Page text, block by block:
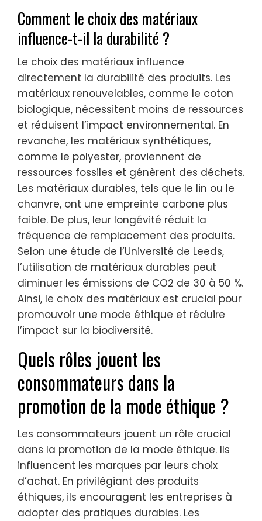
Comment le choix des matériaux
influence-t-il la durabilité ?
Le choix des matériaux influence
directement la durabilité des produits. Les
matériaux renouvelables, comme le coton
biologique, nécessitent moins de ressources
et réduisent l’impact environnemental. En
revanche, les matériaux synthétiques,
comme le polyester, proviennent de
ressources fossiles et génèrent des déchets.
Les matériaux durables, tels que le lin ou le
chanvre, ont une empreinte carbone plus
faible. De plus, leur longévité réduit la
fréquence de remplacement des produits.
Selon une étude de l’Université de Leeds,
l’utilisation de matériaux durables peut
diminuer les émissions de CO2 de 30 à 50 %.
Ainsi, le choix des matériaux est crucial pour
promouvoir une mode éthique et réduire
l’impact sur la biodiversité.
Quels rôles jouent les
consommateurs dans la
promotion de la mode éthique ?
Les consommateurs jouent un rôle crucial
dans la promotion de la mode éthique. Ils
influencent les marques par leurs choix
d’achat. En privilégiant des produits
éthiques, ils encouragent les entreprises à
adopter des pratiques durables. Les